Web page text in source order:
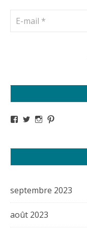
Voir le profil de
Voir le profil
Voir le
septembre 2023
août 2023